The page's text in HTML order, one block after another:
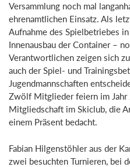
Versammlung noch mal
ehrenamtlichen Einsatz. Als
Aufnahme des Spielbetriebes
Innenausbau der Container –
Verantwortlichen zeigen sich
auch der Spiel- und
Jugendmannschaften
Zwölf Mitglieder feiern im
Mitgliedschaft im Skiclub, die
einem Präsent bedacht.
Fabian Hilgenstöhler aus der
zwei besuchten Turnieren, bei